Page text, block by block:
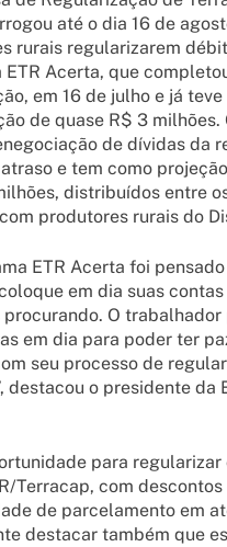
até o dia 16 de
rurais regularizarem
ETR Acerta, que
em 16 de julho e já teve
de quase R$ 3 milhões.
de dívidas da
e tem como
distribuídos entre
produtores rurais do
ETR Acerta foi
em dia suas
procurando. O
em dia para poder ter
seu processo de
destacou o presidente da
para regularizar
Terracap, com descontos
de parcelamento em
destacar também que